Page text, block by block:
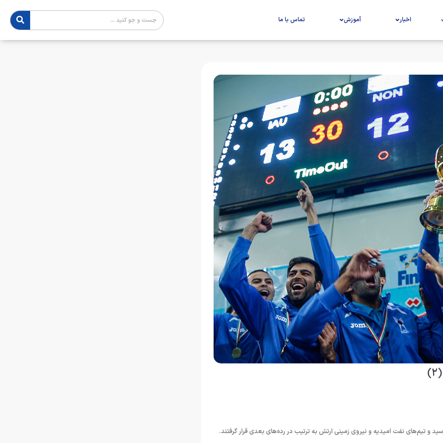
اخبار آموزش تماس با ما
و تیم‌های نفت امیدیه و نیروی زمینی ارتش به ترتیب در رده‌های بعدی قرار گرفتند.